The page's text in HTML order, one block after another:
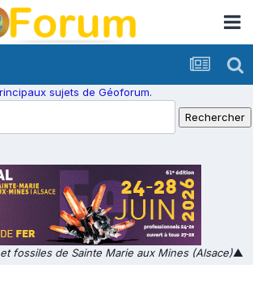
sujets de Géoforum.
fossiles de Sainte Marie aux Mines (Alsace)▲